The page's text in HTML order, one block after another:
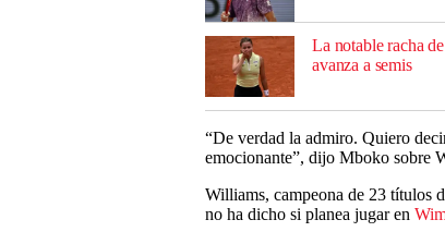
La notable racha
avanza a semis
“De verdad la admiro. Quiero
emocionante”, dijo Mboko sobre
Williams, campeona de 23 títulos
no ha dicho si planea jugar en